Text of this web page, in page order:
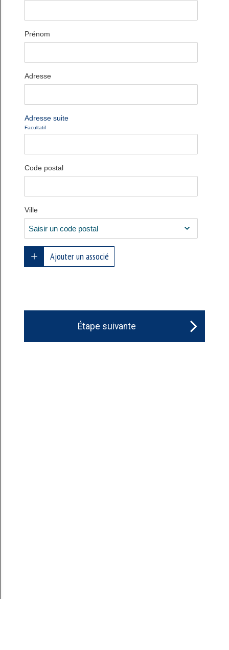
Prénom
Adresse
Adresse suite
Facultatif
Code postal
Ville
Ajouter un associé